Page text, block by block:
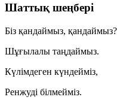
Шаттық шеңбері
Біз қандаймыз, қандаймыз?
Шұғылалы таңдаймыз.
Күлімдеген күндейміз,
Ренжуді білмейміз.